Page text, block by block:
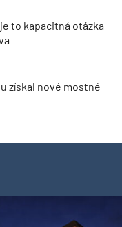
to kapacitná otázka
získal nové mostné